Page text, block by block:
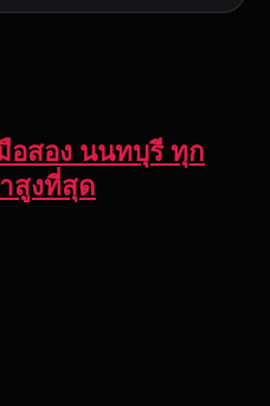
อสอง นนทบุรี ทุก
สูงที่สุด